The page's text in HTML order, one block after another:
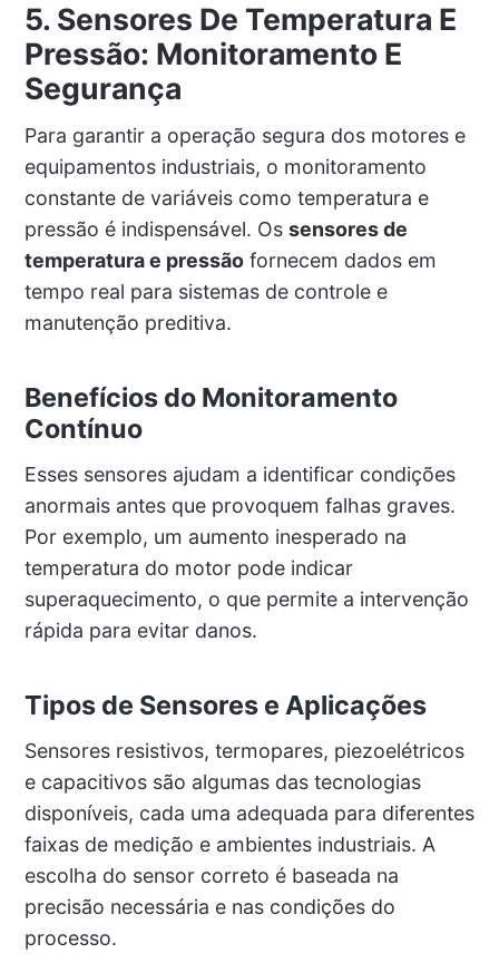
5. Sensores De Temperatura E
Pressão: Monitoramento E
Segurança
Para garantir a operação segura dos motores e
equipamentos industriais, o monitoramento
constante de variáveis como temperatura e
pressão é indispensável. Os sensores de
temperatura e pressãofornecem dados em
tempo real para sistemas de controle e
manutenção preditiva.
Benefícios do Monitoramento
Contínuo
Esses sensores ajudam a identificar condições
anormais antes que provoquem falhas graves.
Por exemplo, um aumento inesperado na
temperatura do motor pode indicar
superaquecimento, o que permite a intervenção
rápida para evitar danos.
Tipos de Sensores e Aplicações
Sensores resistivos, termopares, piezoelétricos
e capacitivos são algumas das tecnologias
disponíveis, cada uma adequada para diferentes
faixas de medição e ambientes industriais. A
escolha do sensor correto é baseada na
precisão necessária e nas condições do
processo.